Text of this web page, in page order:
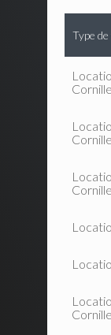
Type
Cornille
Cornille
Cornille
Cornille